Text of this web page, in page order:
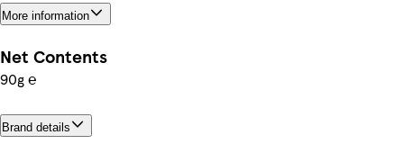
More information
Net Contents
90g ℮
Brand details